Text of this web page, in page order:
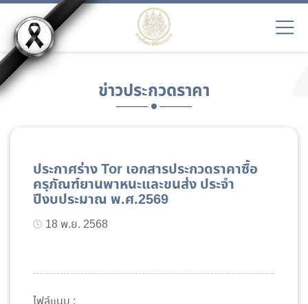
ข่าวประกวดราคา
ประกาศร่าง Tor เอกสารประกวดราคาซื้อ
ครุภัณฑ์ยานพาหนะและขนส่ง ประจำ
ปีงบประมาณ พ.ศ.2569
18 พ.ย. 2568